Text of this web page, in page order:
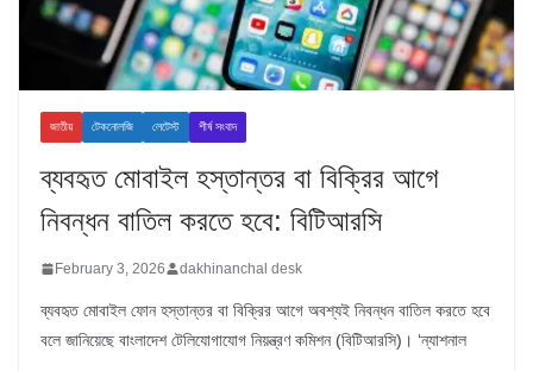
জাতীয় টেকনোলজি লেটেস্ট শীর্ষ সংবাদ
ব্যবহৃত মোবাইল হস্তান্তর বা বিক্রির আগে
নিবন্ধন বাতিল করতে হবে: বিটিআরসি
February 3, 2026 dakhinanchal desk
ব্যবহৃত মোবাইল ফোন হস্তান্তর বা বিক্রির আগে অবশ্যই নিবন্ধন বাতিল করতে হবে
বলে জানিয়েছে বাংলাদেশ টেলিযোগাযোগ নিয়ন্ত্রণ কমিশন (বিটিআরসি)। ‘ন্যাশনাল